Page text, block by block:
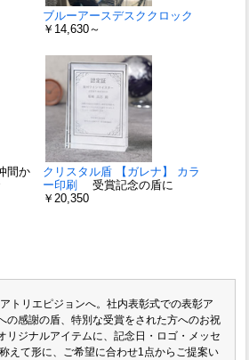
ブルーアースデスククロック
￥14,630～
間か
クリスタル盾 【ガレナ】 カラ
ー印刷
受賞記念の盾に
￥20,350
アトリエピジョンへ。社内表彰式での表彰ア
の感謝の盾、特別な受賞をされた方へのお祝
リジナルアイテムに、記念日・ロゴ・メッセ
えて形に、 ご希望に合わせ1点からご提案い